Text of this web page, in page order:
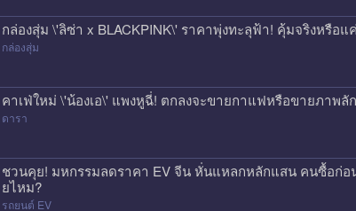
กล่องสุ่ม \'ลิซ่า x BLACKPINK\' ราคาพุ่งทะลุฟ้า! คุ้มจริงหรือ
กล่องสุ่ม
คาเฟ่ใหม่ \'น้องเอ\' แพงหูฉี่! ตกลงจะขายกาแฟหรือขายภาพ
ดารา
ชวนคุย! มหกรรมลดราคา EV จีน หั่นแหลกหลักแสน คนซื้อก่อ
ยไหม?
รถยนต์ EV